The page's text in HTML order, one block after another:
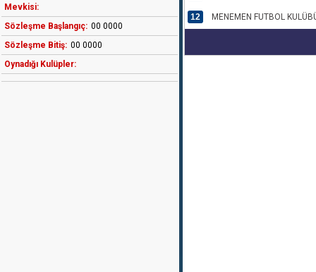
Mevkisi:
Sözleşme Başlangıç: 00 0000
Sözleşme Bitiş: 00 0000
Oynadığı Kulüpler:
12 MENEMEN FUTBOL